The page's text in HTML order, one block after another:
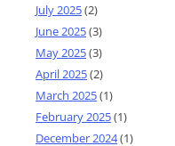
July 2025(2)
June 2025(3)
May 2025(3)
April 2025(2)
March 2025(1)
February 2025(1)
December 2024(1)